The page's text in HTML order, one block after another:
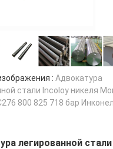
: Адвокатура
стали Incoloy никеля
800 825 718 бар
легированной